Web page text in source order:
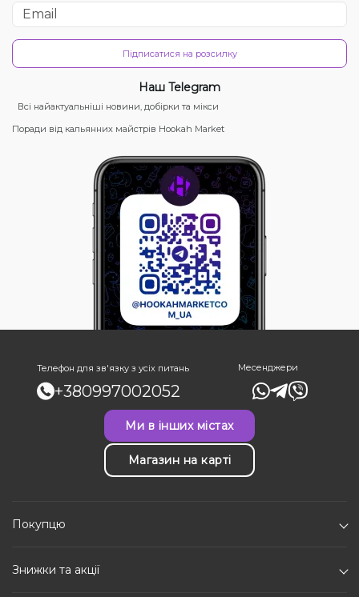
Підписатися на розсилку
Наш Telegram
Всі найактуальніші новини, добірки та мікси
Поради від кальянних майстрів Hookah Market
Телефон для зв'язку з усіх питань
+380997002052
Месенджери
Ми в інших містах
Магазин на карті
Покупцю
Знижки та акції